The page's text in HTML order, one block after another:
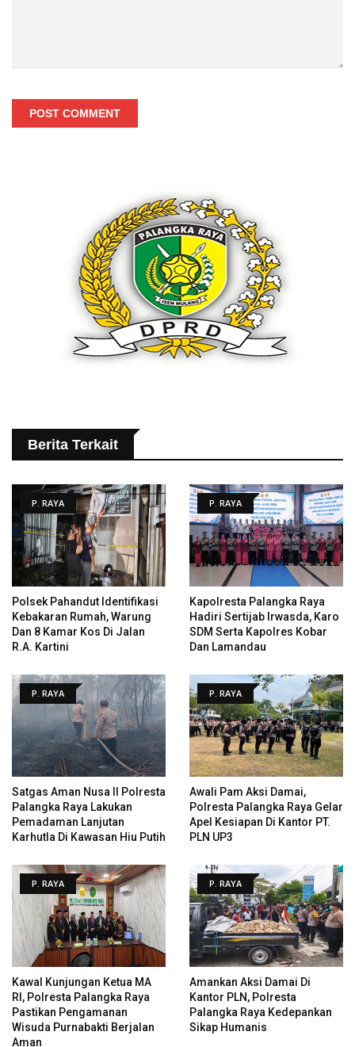
POST COMMENT
Berita Terkait
P. RAYA
Polsek Pahandut Identifikasi
Kebakaran Rumah, Warung
Dan 8 Kamar Kos Di Jalan
R.A. Kartini
P. RAYA
Kapolresta Palangka Raya
Hadiri Sertijab Irwasda, Karo
SDM Serta Kapolres Kobar
Dan Lamandau
P. RAYA
Satgas Aman Nusa II Polresta
Palangka Raya Lakukan
Pemadaman Lanjutan
Karhutla Di Kawasan Hiu Putih
P. RAYA
Awali Pam Aksi Damai,
Polresta Palangka Raya Gelar
Apel Kesiapan Di Kantor PT.
PLN UP3
P. RAYA
Kawal Kunjungan Ketua MA
RI, Polresta Palangka Raya
Pastikan Pengamanan
Wisuda Purnabakti Berjalan
Aman
P. RAYA
Amankan Aksi Damai Di
Kantor PLN, Polresta
Palangka Raya Kedepankan
Sikap Humanis